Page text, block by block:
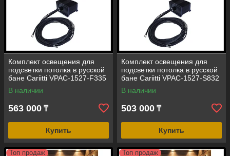
Комплект освещения для
подсветки потолка в русской
бане Cariitti VPAC-1527-F335
(стекловолокно, 7 точек)
В наличии
563 000 ₸
Купить
Комплект освещения для
подсветки потолка в русской
бане Cariitti VPAC-1527-S832
(стекловолокно, 7+1 точка)
В наличии
503 000 ₸
Купить
Топ продаж Топ продаж